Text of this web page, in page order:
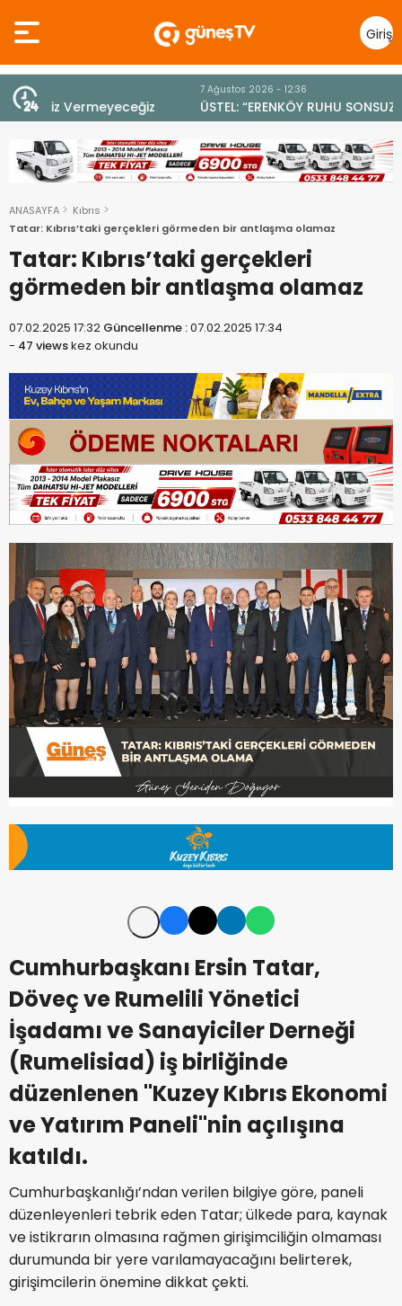
Giriş
Yap
ÜSTEL: “ERENKÖY RUHU SONSUZA DEK YAŞAYACAK”
ANASAYFA
Kıbrıs
Tatar: Kıbrıs’taki gerçekleri görmeden bir antlaşma olamaz
Tatar: Kıbrıs’taki gerçekleri
görmeden bir antlaşma olamaz
07.02.2025 17:32 Güncellenme :07.02.2025 17:34
- 47 viewskez okundu
Cumhurbaşkanı Ersin Tatar,
Döveç ve Rumelili Yönetici
İşadamı ve Sanayiciler Derneği
(Rumelisiad) iş birliğinde
düzenlenen "Kuzey Kıbrıs Ekonomi
ve Yatırım Paneli"nin açılışına
katıldı.
Cumhurbaşkanlığı’ndan verilen bilgiye göre, paneli
düzenleyenleri tebrik eden Tatar; ülkede para, kaynak
ve istikrarın olmasına rağmen girişimciliğin olmaması
durumunda bir yere varılamayacağını belirterek,
girişimcilerin önemine dikkat çekti.